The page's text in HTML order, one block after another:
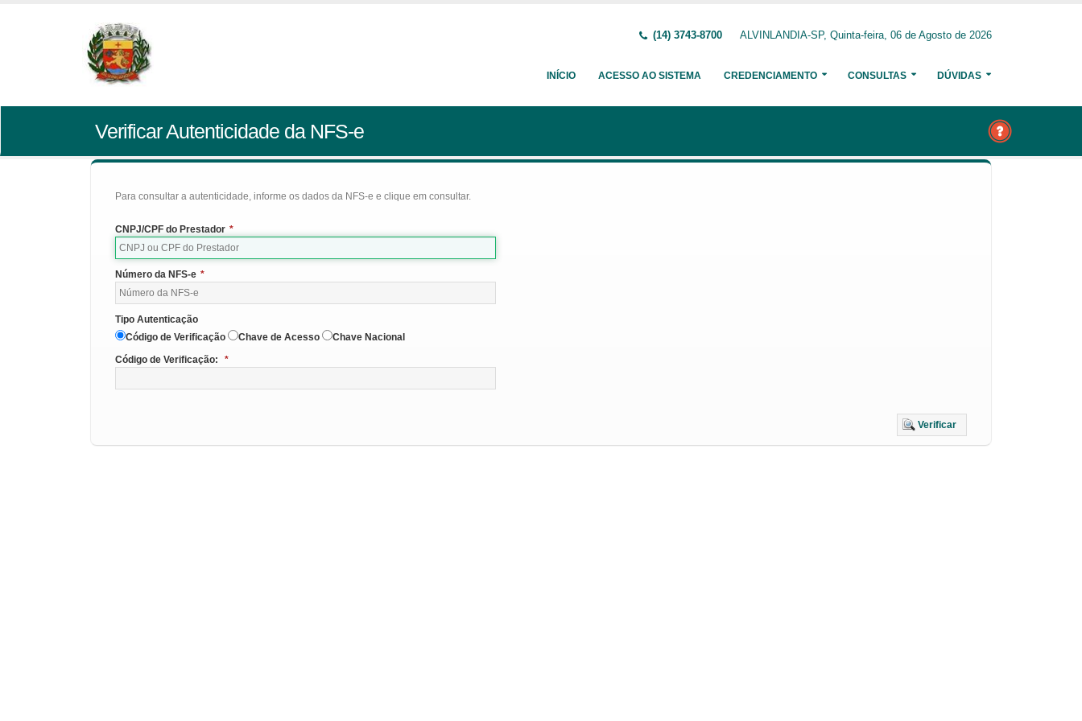
(14) 3743-8700 ALVINLANDIA-SP, Quinta-feira, 06 de Agosto de 2026
INÍCIO ACESSO AO SISTEMA CREDENCIAMENTO CONSULTAS DÚVIDAS
Verificar Autenticidade da NFS-e
Para consultar a autenticidade, informe os dados da NFS-e e clique em consultar.
CNPJ/CPF do Prestador *
Número da NFS-e *
Tipo Autenticação
Código de Verificação
Chave de Acesso
Chave Nacional
Código de Verificação:
*
Verificar